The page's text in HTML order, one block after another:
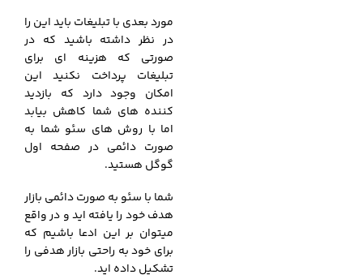
مورد بعدی با تبلیغات باید این را
در نظر داشته باشید که در
صورتی که هزینه ای برای
تبلیغات پرداخت نکنید این
امکان وجود دارد که بازدید
کننده های شما کاهش بیابد
اما با روش های سئو شما به
صورت دائمی در صفحه اول
گوگل هستید.
شما با سئو به صورت دائمی بازار
هدف خود را یافته اید و در واقع
میتوان بر این ادعا باشیم که
برای خود به راحتی بازار هدفی را
تشکیل داده اید.